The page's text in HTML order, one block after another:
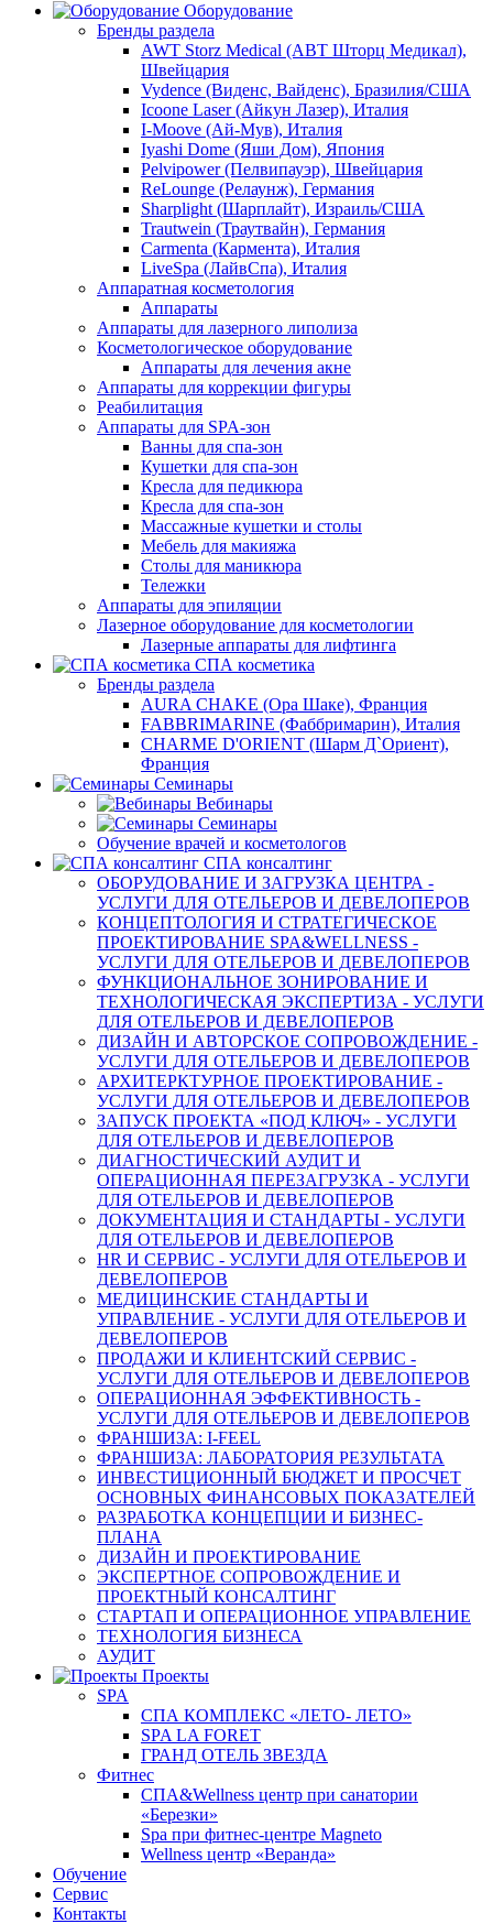
Оборудование
Бренды раздела
AWT Storz Medical (АВТ Шторц Медикал),
Швейцария
Vydence (Виденс, Вайденс), Бразилия/США
Icoone Laser (Айкун Лазер), Италия
I-Moove (Ай-Мув), Италия
Iyashi Dome (Яши Дом), Япония
Pelvipower (Пелвипауэр), Швейцария
ReLounge (Релаунж), Германия
Sharplight (Шарплайт), Израиль/США
Trautwein (Траутвайн), Германия
Carmenta (Кармента), Италия
LiveSpa (ЛайвСпа), Италия
Аппаратная косметология
Аппараты
Аппараты для лазерного липолиза
Косметологическое оборудование
Аппараты для лечения акне
Аппараты для коррекции фигуры
Реабилитация
Аппараты для SPA-зон
Ванны для спа-зон
Кушетки для спа-зон
Кресла для педикюра
Кресла для спа-зон
Массажные кушетки и столы
Мебель для макияжа
Столы для маникюра
Тележки
Аппараты для эпиляции
Лазерное оборудование для косметологии
Лазерные аппараты для лифтинга
СПА косметика
Бренды раздела
AURA CHAKE (Ора Шаке), Франция
FABBRIMARINE (Фаббримарин), Италия
CHARME D'ORIENT (Шарм Д`Ориент),
Франция
Семинары
Вебинары
Семинары
Обучение врачей и косметологов
СПА консалтинг
ОБОРУДОВАНИЕ И ЗАГРУЗКА ЦЕНТРА -
УСЛУГИ ДЛЯ ОТЕЛЬЕРОВ И ДЕВЕЛОПЕРОВ
КОНЦЕПТОЛОГИЯ И СТРАТЕГИЧЕСКОЕ
ПРОЕКТИРОВАНИЕ SPA&WELLNESS -
УСЛУГИ ДЛЯ ОТЕЛЬЕРОВ И ДЕВЕЛОПЕРОВ
ФУНКЦИОНАЛЬНОЕ ЗОНИРОВАНИЕ И
ТЕХНОЛОГИЧЕСКАЯ ЭКСПЕРТИЗА - УСЛУГИ
ДЛЯ ОТЕЛЬЕРОВ И ДЕВЕЛОПЕРОВ
ДИЗАЙН И АВТОРСКОЕ СОПРОВОЖДЕНИЕ -
УСЛУГИ ДЛЯ ОТЕЛЬЕРОВ И ДЕВЕЛОПЕРОВ
АРХИТЕРКТУРНОЕ ПРОЕКТИРОВАНИЕ -
УСЛУГИ ДЛЯ ОТЕЛЬЕРОВ И ДЕВЕЛОПЕРОВ
ЗАПУСК ПРОЕКТА «ПОД КЛЮЧ» - УСЛУГИ
ДЛЯ ОТЕЛЬЕРОВ И ДЕВЕЛОПЕРОВ
ДИАГНОСТИЧЕСКИЙ АУДИТ И
ОПЕРАЦИОННАЯ ПЕРЕЗАГРУЗКА - УСЛУГИ
ДЛЯ ОТЕЛЬЕРОВ И ДЕВЕЛОПЕРОВ
ДОКУМЕНТАЦИЯ И СТАНДАРТЫ - УСЛУГИ
ДЛЯ ОТЕЛЬЕРОВ И ДЕВЕЛОПЕРОВ
HR И СЕРВИС - УСЛУГИ ДЛЯ ОТЕЛЬЕРОВ И
ДЕВЕЛОПЕРОВ
МЕДИЦИНСКИЕ СТАНДАРТЫ И
УПРАВЛЕНИЕ - УСЛУГИ ДЛЯ ОТЕЛЬЕРОВ И
ДЕВЕЛОПЕРОВ
ПРОДАЖИ И КЛИЕНТСКИЙ СЕРВИС -
УСЛУГИ ДЛЯ ОТЕЛЬЕРОВ И ДЕВЕЛОПЕРОВ
ОПЕРАЦИОННАЯ ЭФФЕКТИВНОСТЬ -
УСЛУГИ ДЛЯ ОТЕЛЬЕРОВ И ДЕВЕЛОПЕРОВ
ФРАНШИЗА: I-FEEL
ФРАНШИЗА: ЛАБОРАТОРИЯ РЕЗУЛЬТАТА
ИНВЕСТИЦИОННЫЙ БЮДЖЕТ И ПРОСЧЕТ
ОСНОВНЫХ ФИНАНСОВЫХ ПОКАЗАТЕЛЕЙ
РАЗРАБОТКА КОНЦЕПЦИИ И БИЗНЕС-
ПЛАНА
ДИЗАЙН И ПРОЕКТИРОВАНИЕ
ЭКСПЕРТНОЕ СОПРОВОЖДЕНИЕ И
ПРОЕКТНЫЙ КОНСАЛТИНГ
СТАРТАП И ОПЕРАЦИОННОЕ УПРАВЛЕНИЕ
ТЕХНОЛОГИЯ БИЗНЕСА
АУДИТ
Проекты
SPA
СПА КОМПЛЕКС «ЛЕТО- ЛЕТО»
SPA LA FORET
ГРАНД ОТЕЛЬ ЗВЕЗДА
Фитнес
СПА&Wellness центр при санатории
«Березки»
Spa при фитнес-центре Magneto
Wellness центр «Веранда»
Обучение
Сервис
Контакты